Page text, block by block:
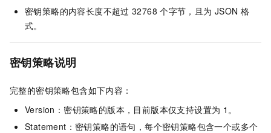
密钥策略的内容长度不超过 32768 个字节，且为 JSON 格
式。
密钥策略说明
完整的密钥策略包含如下内容：
Version：密钥策略的版本，目前版本仅支持设置为 1。
Statement：密钥策略的语句，每个密钥策略包含一个或多个